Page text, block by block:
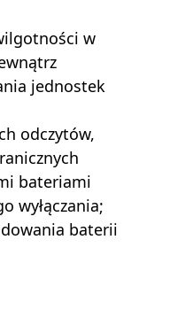
w
jednostek
odczytów,
bateriami
wyłączania;
baterii